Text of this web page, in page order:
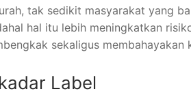
tak sedikit masyarakat yang
hal itu lebih meningkatkan
sekaligus membahayakan
Label